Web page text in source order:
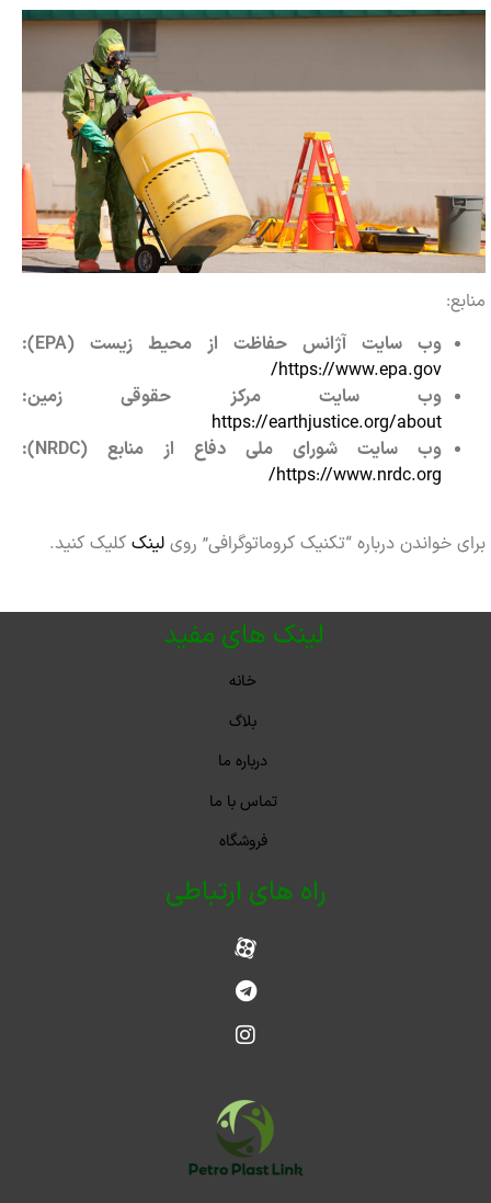
منابع:
وب سایت آژانس حفاظت از محیط زیست (EPA
):
https://www.epa.gov/
وب سایت مرکز حقوقی زمین:
https://earthjustice.org/about
وب سایت شورای ملی دفاع از منابع (NRDC
):
https://www.nrdc.org/
برای خواندن درباره “تکنیک کروماتوگرافی” روی لینک کلیک کنید.
لینک های مفید
خانه
بلاگ
درباره ما
تماس با ما
فروشگاه
راه های ارتباطی